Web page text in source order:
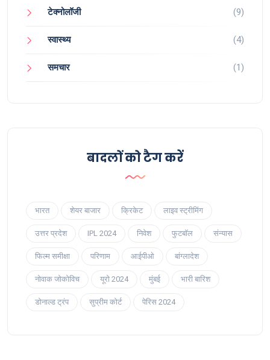
टेक्नोलॉजी (9)
स्वास्थ्य (4)
समचार (1)
बादलों को टैग करें
भारत शेयर बाजार क्रिकेट लाइव स्ट्रीमिंग
उत्तर प्रदेश IPL 2024 निवेश फुटबॉल संन्यास
फिल्म समीक्षा परिणाम आईपीओ बांग्लादेश
नोवाक जोकोविच यूरो 2024 मुंबई भारी बारिश
डोनाल्ड ट्रंप सुप्रीम कोर्ट पेरिस 2024